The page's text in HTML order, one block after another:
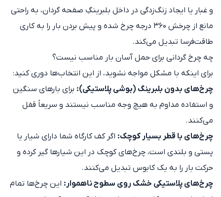
و غبار یا ایجاد زنگ‌زدگی در داخل بلبرینگِ صفحه گردان، به راحتی
مانع از چرخش ۳۶۰ درجه چرخ شده و پیش بردن بار را به کاری
طاقت‌فرسا تبدیل می‌کند.
چه چرخ گردانی برای حمل آسان بار مناسب نیست؟
برای اینکه با مشکل مواجه نشوید، از این انتخاب‌ها دوری کنید:
چرخ‌های بدون بلبرینگ (بوشی پلاستیکی): برای بارهای سنگین
و استفاده مداوم به هیچ وجه مناسب نیستند و سریعاً قفل
می‌کنند.
چرخ‌های با قطر بسیار کوچک: اگر کف کارگاه شما دارای شیار یا
پستی و بلندی است، چرخ‌های کوچک در این شیارها گیر کرده و
حرکت بار را به یک کابوس تبدیل می‌کنند.
چرخ‌های پلاستیکی خشک روی سطوح ناهموار: این چرخ‌ها تمام